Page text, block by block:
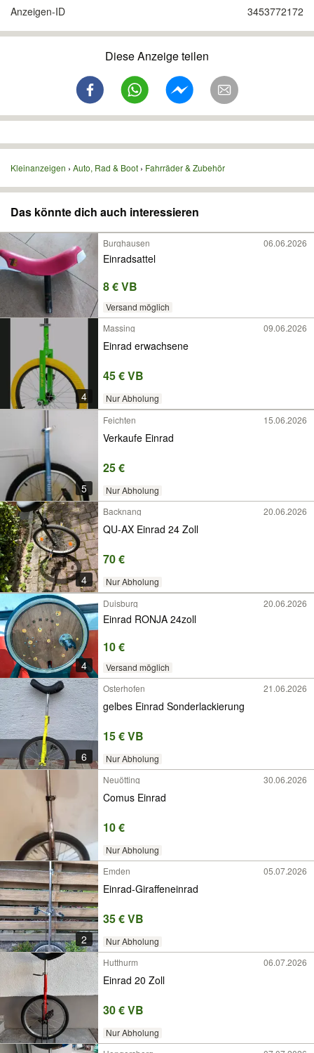
Anzeigen-ID 3453772172
Diese Anzeige teilen
Kleinanzeigen Auto, Rad & Boot Fahrräder & Zubehör
Das könnte dich auch interessieren
Burghausen 06.06.2026
Einradsattel
8 € VB
Versand möglich
4
Massing 09.06.2026
Einrad erwachsene
45 € VB
Nur Abholung
5
Feichten 15.06.2026
Verkaufe Einrad
25 €
Nur Abholung
4
Backnang 20.06.2026
QU-AX Einrad 24 Zoll
70 €
Nur Abholung
4
Duisburg 20.06.2026
Einrad RONJA 24zoll
10 €
Versand möglich
6
Osterhofen 21.06.2026
gelbes Einrad Sonderlackierung
15 € VB
Nur Abholung
Neuötting
30.06.2026
Comus Einrad
10 €
Nur Abholung
2
Emden 05.07.2026
Einrad-Giraffeneinrad
35 € VB
Nur Abholung
Hutthurm
06.07.2026
Einrad 20 Zoll
30 € VB
Nur Abholung